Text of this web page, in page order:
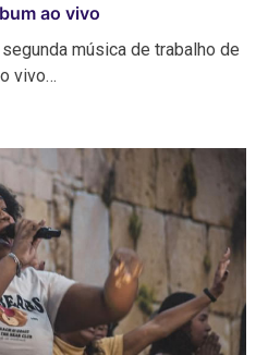
ao vivo
música de trabalho de
vivo…